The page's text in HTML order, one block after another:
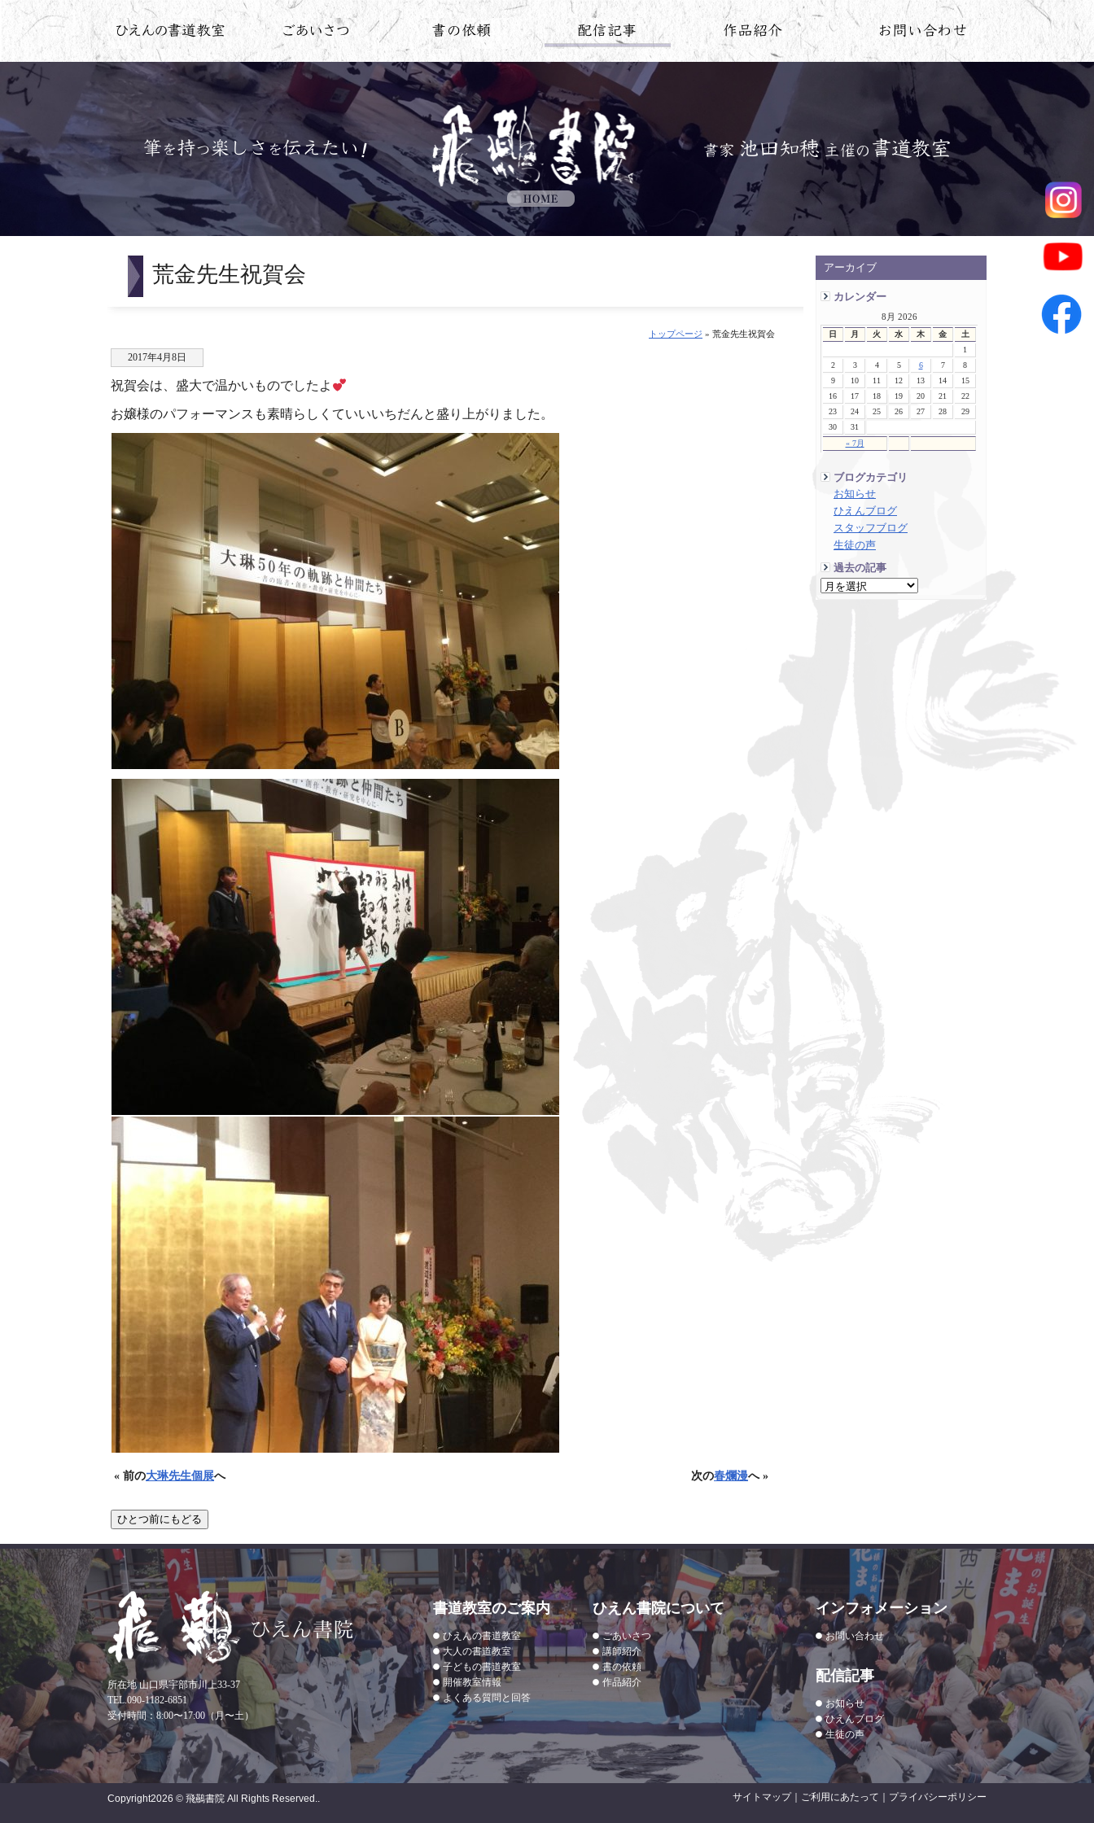
アーカイブ
カレンダー
8月 2026
日 月 火 水 木 金 土
« 7月
1
2
3 4 5 6 7
8
9
10 11 12 13 14
15
16
17 18 19 20 21
22
23
24 25 26 27 28
29
30
31
ブログカテゴリ
お知らせ
ひえんブログ
スタッフブログ
生徒の声
過去の記事
荒金先生祝賀会
トップページ » 荒金先生祝賀会
2017年4月8日
祝賀会は、盛大で温かいものでしたよ
お嬢様のパフォーマンスも素晴らしくていいいちだんと盛り上がりました。
« 前の大琳先生個展へ 次の春爛漫へ »
所在地 山口県宇部市川上33-37
TEL.090-1182-6851
受付時間：8:00〜17:00（月〜土）
書道教室のご案内
ひえんの書道教室
大人の書道教室
子どもの書道教室
開催教室情報
よくある質問と回答
ひえん書院について
ごあいさつ
講師紹介
書の依頼
作品紹介
インフォメーション
お問い合わせ
配信記事
お知らせ
ひえんブログ
生徒の声
Copyright2026 © 飛䴏書院 All Rights Reserved.. サイトマップ｜ ご利用にあたって プライバシーポリシー